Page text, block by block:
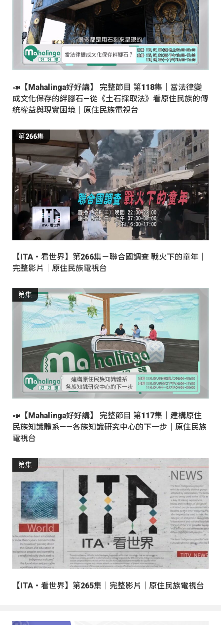
📣【Mahalinga好好講】 完整節目 第118集｜當法律變
成文化保存的絆腳石—從《土石採取法》看原住民族的傳
統權益與現實困境｜原住民族電視台
第266集
【ITA・看世界】第266集－聯合國調查 戰火下的童年｜
完整影片｜原住民族電視台
第集
📣【Mahalinga好好講】 完整節目 第117集｜建構原住
民族知識體系——各族知識研究中心的下一步｜原住民族
電視台
第集
【ITA・看世界】第265集｜完整影片｜原住民族電視台